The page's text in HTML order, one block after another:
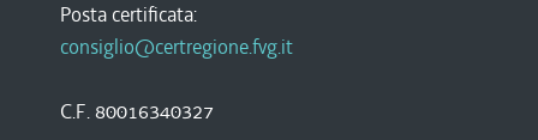
Posta certificata:
consiglio@certregione.fvg.it
C.F. 80016340327